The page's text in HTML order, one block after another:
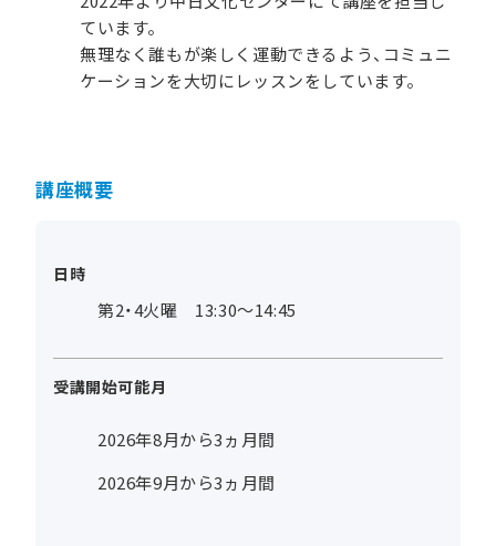
ています。
無理なく誰もが楽しく運動できるよう、コミュニ
ケーションを大切にレッスンをしています。
講座概要
日時
第2・4火曜 13:30～14:45
受講開始可能月
2026年8月から3ヵ月間
2026年9月から3ヵ月間